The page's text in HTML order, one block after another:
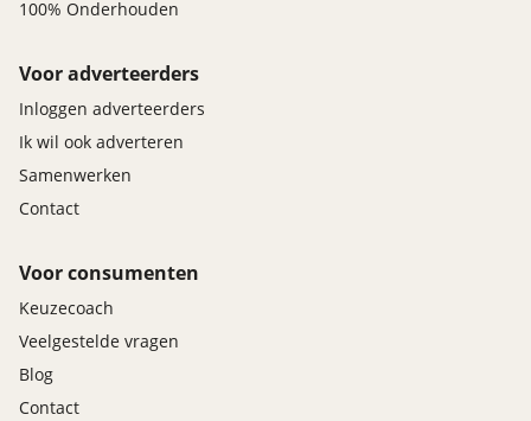
100% Onderhouden
Voor adverteerders
Inloggen adverteerders
Ik wil ook adverteren
Samenwerken
Contact
Voor consumenten
Keuzecoach
Veelgestelde vragen
Blog
Contact